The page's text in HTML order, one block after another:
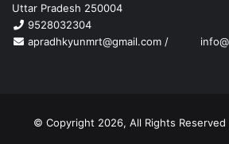
Uttar Pradesh 250004
9528032304
apradhkyunmrt@gmail.com /
© Copyright 2026, All Rights